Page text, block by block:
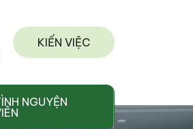
KIẾN VIỆC
NGUYỆN